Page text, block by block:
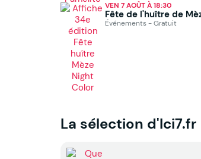
VEN 7 AOÛT À 18:30
Fête de l'huître de
Événements - Gratuit
La sélection